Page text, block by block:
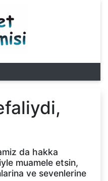
da hakka
muamele etsin,
ve sevenlerine